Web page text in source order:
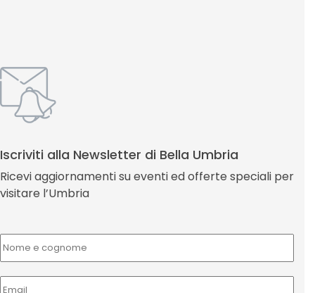
Iscriviti alla Newsletter di Bella Umbria
Ricevi aggiornamenti su eventi ed offerte speciali per
visitare l’Umbria